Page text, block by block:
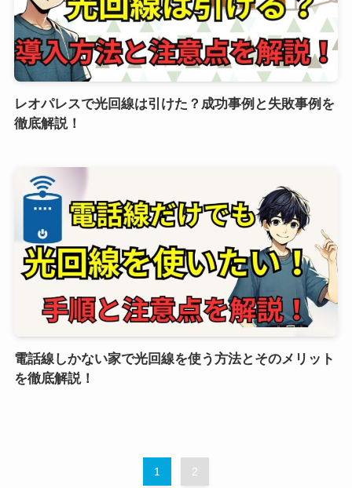
レオパレスで光回線は引けた？成功事例と失敗事例を
徹底解説！
電話線しかない家で光回線を使う方法とそのメリット
を徹底解説！
1 2